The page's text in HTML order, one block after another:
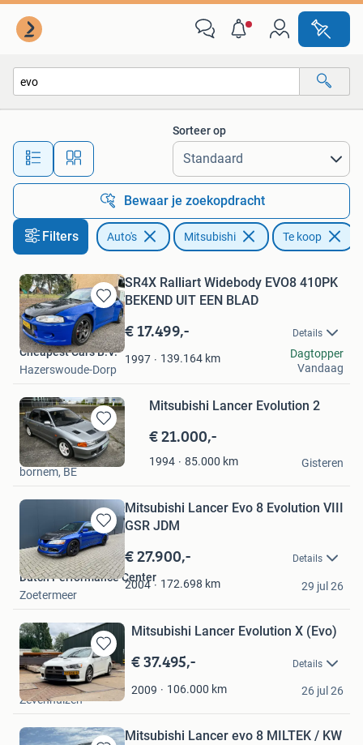
Alle afstanden…
Sorteer op
Bewaar je zoekopdracht
Filters Auto's Mitsubishi Te koop
Bewaren
in
Mijn
Favorieten
SR4X Ralliart Widebody EVO8 410PK
BEKEND UIT EEN BLAD
€ 17.499,- Details
1997 139.164 km
Cheapest Cars B.V.
Hazerswoude-Dorp
Dagtopper
Vandaag
Bewaren
in
Mijn
Mitsubishi Lancer Evolution 2
€ 21.000,-
1994 85.000 km
Alain
bornem, BE
Gisteren
Bewaren
in
Mijn
Favorieten
Mitsubishi Lancer Evo 8 Evolution VIII
GSR JDM
€ 27.900,- Details
2004 172.698 km
Dutch Performance Center
Zoetermeer
29 jul 26
Bewaren
in
Mijn
Favorieten
Mitsubishi Lancer Evolution X (Evo)
€ 37.495,- Details
2009 106.000 km
C&K
Zevenhuizen
26 jul 26
Mitsubishi Lancer evo 8 MILTEK / KW